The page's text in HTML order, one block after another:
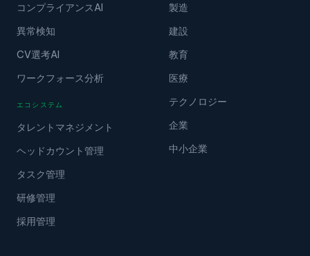
コンプライアンスAI
異常検知
CV選考AI
ワークフォース分析
エコシステム
タレントマネジメント
ヘッドカウント管理
タスク管理
研修管理
採用管理
製造
建設
教育
医療
テクノロジー
企業
中小企業